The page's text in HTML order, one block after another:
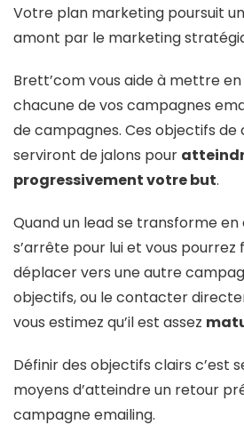
Votre plan marketing poursuit
amont par le marketing
Brett’com vous aide à mettre
chacune de vos campagnes
de campagnes. Ces objectifs de
serviront de jalons pour
progressivement votre but.
Quand un lead se transforme
s’arrête pour lui et vous
déplacer vers une autre
objectifs, ou le contacter
vous estimez qu’il est assez
Définir des objectifs clairs c’est
moyens d’atteindre un retour
campagne emailing.